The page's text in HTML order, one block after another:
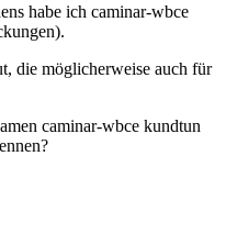
habe ich caminar-wbce
die möglicherweise auch für
caminar-wbce kundtun